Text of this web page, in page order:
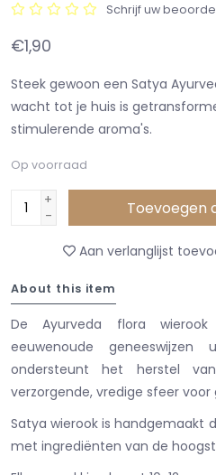
Schrijf uw
€1,90
Steek gewoon een Satya
wacht tot je huis is
stimulerende aroma's.
Op voorraad
+
-
Toevoegen
Aan verlanglijst
About this item
De Ayurveda flora
eeuwenoude
ondersteunt het herstel
verzorgende, vredige sfeer voor
Satya wierook is handgemaakt
met ingrediënten van de